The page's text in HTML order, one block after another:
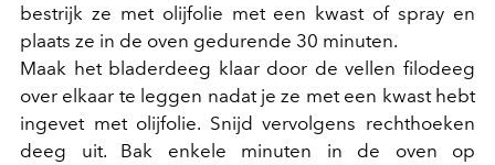
bestrijk ze met olijfolie met een kwast of spray en
plaats ze in de oven gedurende 30 minuten.
Maak het bladerdeeg klaar door de vellen filodeeg
over elkaar te leggen nadat je ze met een kwast hebt
ingevet met olijfolie. Snijd vervolgens rechthoeken
deeg uit. Bak enkele minuten in de oven op